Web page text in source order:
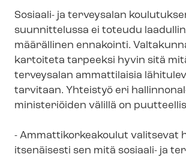
Sosiaali- ja terveysalan
suunnittelussa ei toteudu
määrällinen ennakointi.
kartoiteta tarpeeksi hyvin sitä
terveysalan ammattilaisia
tarvitaan. Yhteistyö eri
ministeriöiden välillä on
- Am­mat­ti­kor­kea­kou­lut valitsevat
itsenäisesti sen mitä sosiaali- ja